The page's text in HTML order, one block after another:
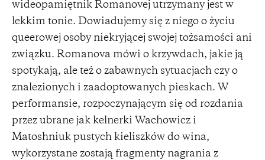
wideopamiętnik Romanovej utrzymany jest w
lekkim tonie. Dowiadujemy się z niego o życiu
queerowej osoby niekryjącej swojej tożsamości ani
związku. Romanova mówi o krzywdach, jakie ją
spotykają, ale też o zabawnych sytuacjach czy o
znalezionych i zaadoptowanych pieskach. W
performansie, rozpoczynającym się od rozdania
przez ubrane jak kelnerki Wachowicz i
Matoshniuk pustych kieliszków do wina,
wykorzystane zostają fragmenty nagrania z